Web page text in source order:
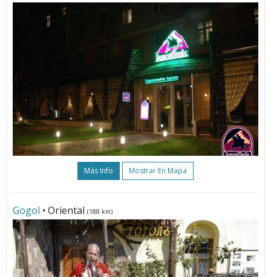
Más Info Mostrar En Mapa
Gogol • Oriental (188 km)